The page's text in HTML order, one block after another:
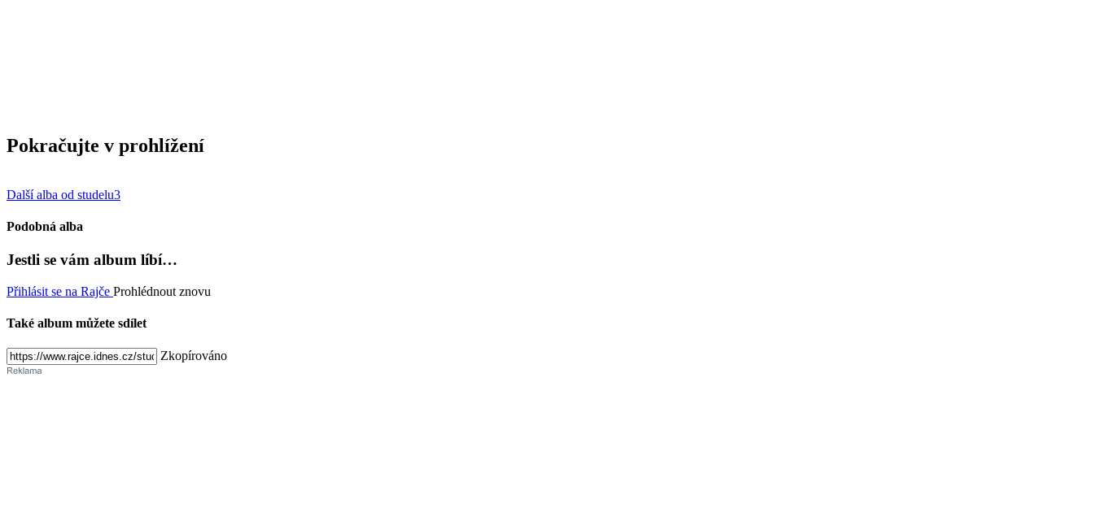
Pokračujte v prohlížení
Další alba od studelu3
Podobná alba
Jestli se vám album líbí…
Přihlásit se na Rajče Prohlédnout znovu
Také album můžete sdílet
Zkopírováno